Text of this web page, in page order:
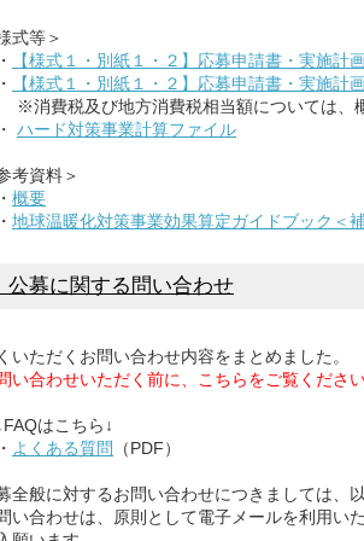
式等＞
【様式１・別紙１・２】応募申請書・実施計
【様式１・別紙１・２】応募申請書・実施計
税及び地方消費税相当額については、概
ハード対策事業計算ファイル
考資料＞
概要
地球温暖化対策事業効果算定ガイドブック＜
公募に関する問い合わせ
いただくお問い合わせ内容をまとめました。
い合わせいただく前に、こちらをご覧ください
はこちら↓
よくある質問 （PDF）
全般に対するお問い合わせにつきましては、
い合わせは、原則として電子メールを利用い